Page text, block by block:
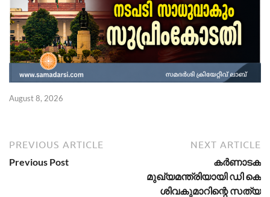
August 8, 2026
PREVIOUS ARTICLE
Previous Post
NEXT ARTICLE
കര്‍ണാടക
മുഖ്യമന്ത്രിയായി ഡി കെ
ശിവകുമാറിന്റെ സത്യ